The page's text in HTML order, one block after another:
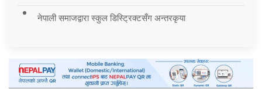
नेपाली समाजद्वारा स्कुल डिस्ट्रिक्टसँग अन्तरकृया